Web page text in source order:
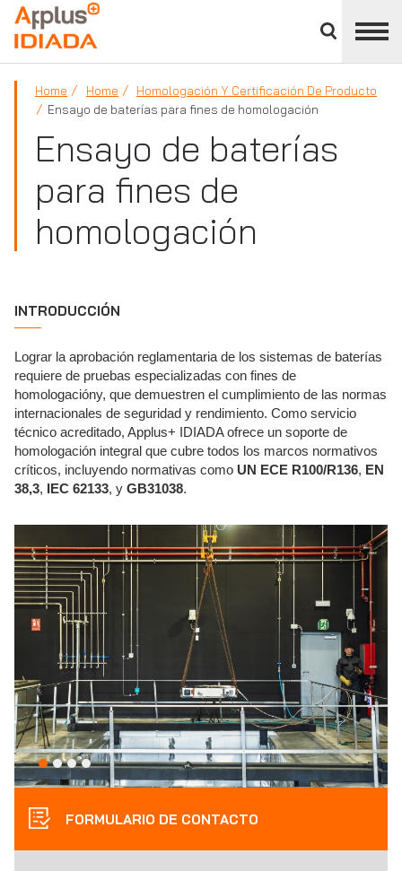
panel
APPLUS+
Home Home
Homologación Y Certificación De Producto
Ensayo de baterías para fines de homologación
Ensayo de baterías
para fines de
homologación
INTRODUCCIÓN
Lograr la aprobación reglamentaria de los sistemas de baterías
requiere de pruebas especializadas con fines de
homologacióny, que demuestren el cumplimiento de las normas
internacionales de seguridad y rendimiento. Como servicio
técnico acreditado, Applus+ IDIADA ofrece un soporte de
homologación integral que cubre todos los marcos normativos
críticos, incluyendo normativas como UN ECE R100/R136, EN
38,3, IEC 62133, y GB31038.
FORMULARIO DE CONTACTO